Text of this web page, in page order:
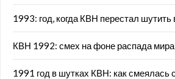
1993: год, когда КВН перестал шутить
КВН 1992: смех на фоне распада мира
1991 год в шутках КВН: как смеялась